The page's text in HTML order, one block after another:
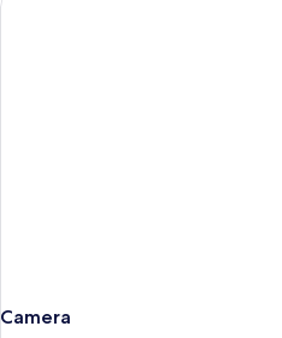
Camera